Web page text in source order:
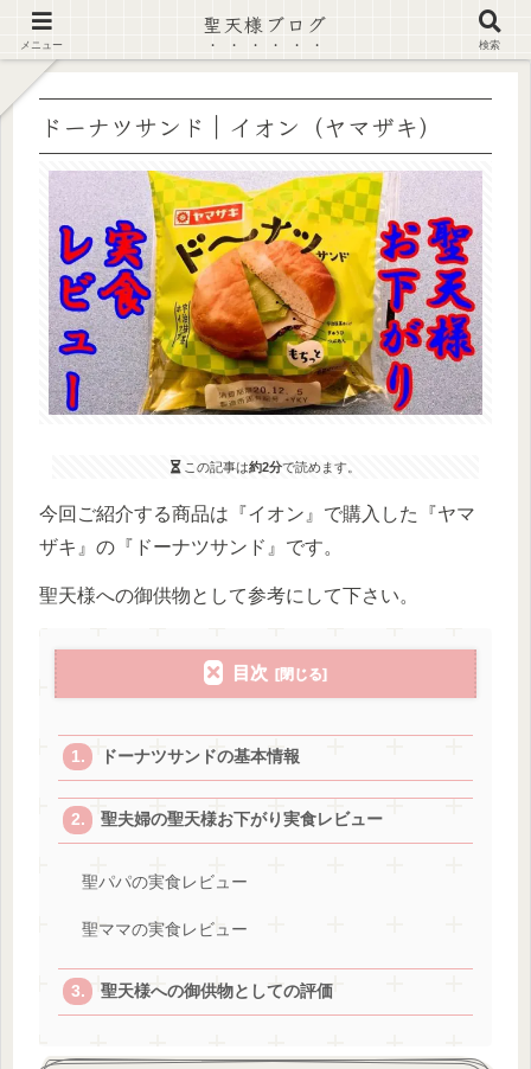
【注意喚起】偽サイト及び偽情報に注意 ▶確認する◀
ドーナツサンド｜イオン（ヤマザキ）
この記事は約2分で読めます。
今回ご紹介する商品は『イオン』で購入した『ヤマ
ザキ』の『ドーナツサンド』です。
聖天様への御供物として参考にして下さい。
目次
ドーナツサンドの基本情報
聖夫婦の聖天様お下がり実食レビュー
聖パパの実食レビュー
聖ママの実食レビュー
聖天様への御供物としての評価
メニュー
聖天様ブログ
検索